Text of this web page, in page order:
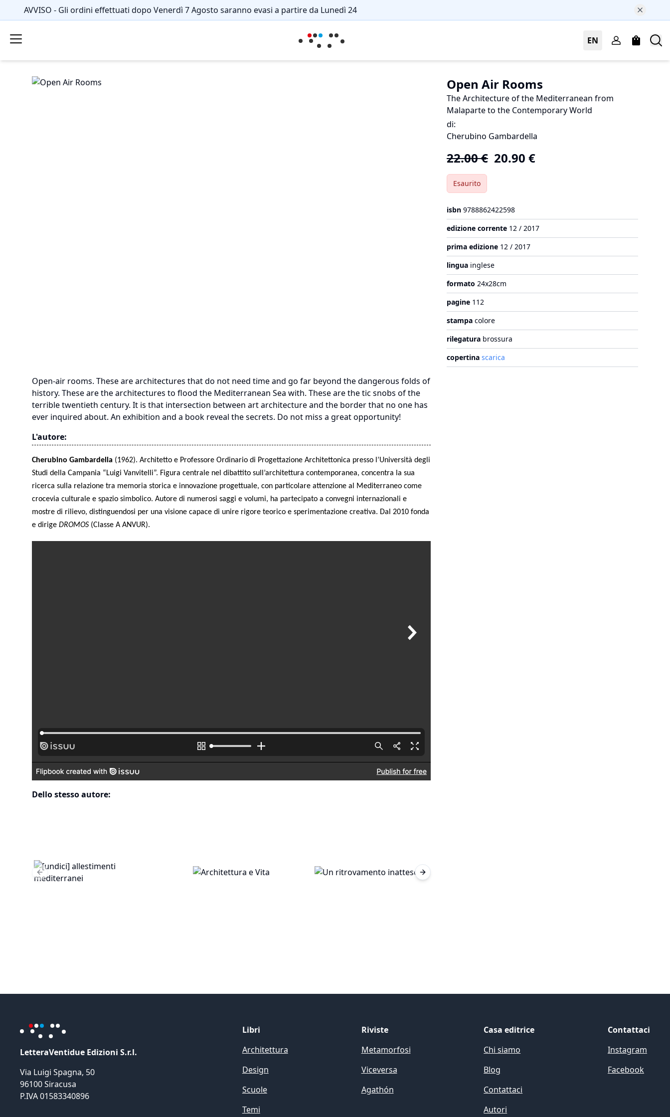
AVVISO - Gli ordini effettuati dopo Venerdì 7 Agosto saranno evasi a partire da Lunedì 24
EN
Open Air Rooms
The Architecture of the Mediterranean from
Malaparte to the Contemporary World
di:
Cherubino Gambardella
22.00€ 20.90 €
Esaurito
isbn 9788862422598
edizione corrente 12 / 2017
prima edizione 12 / 2017
lingua inglese
formato 24x28cm
pagine 112
stampa colore
rilegatura brossura
copertina scarica
Open-air rooms. These are architectures that do not need time and go far beyond the dangerous folds of
history. These are the architectures to flood the Mediterranean Sea with. These are the tic snobs of the
terrible twentieth century. It is that intersection between art architecture and the border that no one has
ever inquired about. An exhibition and a book reveal the secrets. Do not miss a great opportunity!
L'autore:
Cherubino Gambardella (1962). Architetto e Professore Ordinario di Progettazione Architettonica presso l’Università degli
Studi della Campania “Luigi Vanvitelli”. Figura centrale nel dibattito sull’architettura contemporanea, concentra la sua
ricerca sulla relazione tra memoria storica e innovazione progettuale, con particolare attenzione al Mediterraneo come
crocevia culturale e spazio simbolico. Autore di numerosi saggi e volumi, ha partecipato a convegni internazionali e
mostre di rilievo, distinguendosi per una visione capace di unire rigore teorico e sperimentazione creativa. Dal 2010 fonda
e dirige DROMOS (Classe A ANVUR).
Dello stesso autore:
Previous slide Next slide
LetteraVentidue Edizioni S.r.l.
Via Luigi Spagna, 50
96100 Siracusa
P.IVA 01583340896
Libri
Architettura
Design
Scuole
Temi
Riviste
Metamorfosi
Viceversa
Agathón
Casa editrice
Chi siamo
Blog
Contattaci
Autori
Contattaci
Instagram
Facebook